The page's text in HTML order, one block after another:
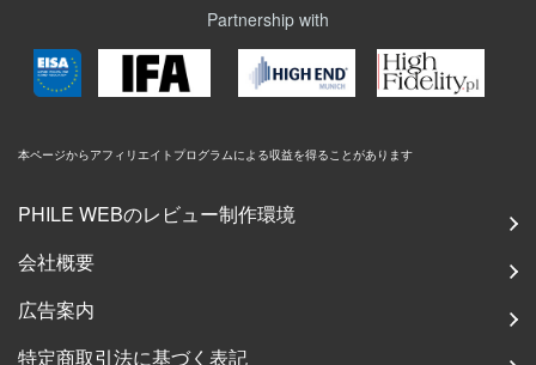
Partnership with
本ページからアフィリエイトプログラムによる収益を得ることがあります
PHILE WEBのレビュー制作環境
会社概要
広告案内
特定商取引法に基づく表記